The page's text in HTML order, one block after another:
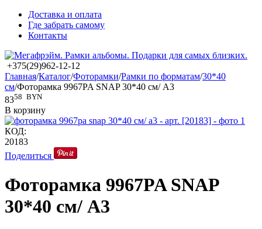
Доставка и оплата
Где забрать самому
Контакты
+375(29)962-12-12
Главная/Каталог/Фоторамки/Рамки по форматам/30*40
см/Фоторамка 9967PA SNAP 30*40 см/ A3
8358 BYN
В корзину
КОД:
20183
Поделиться
Фоторамка 9967PA SNAP
30*40 см/ A3